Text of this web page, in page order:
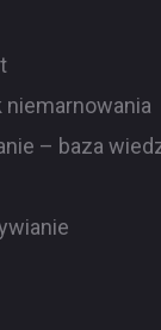
– baza